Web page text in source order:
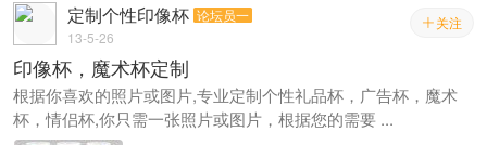
 关注
定制个性印像杯 论坛员一
13-5-26
印像杯，魔术杯定制
根据你喜欢的照片或图片,专业定制个性礼品杯，广告杯，魔术
杯，情侣杯,你只需一张照片或图片，根据您的需要 ...